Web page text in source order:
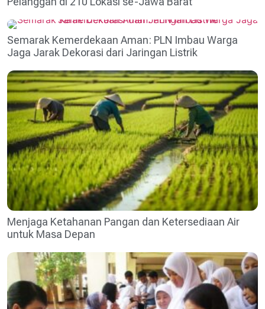
Semarak Kemerdekaan Aman: PLN Imbau Warga
Jaga Jarak Dekorasi dari Jaringan Listrik
Menjaga Ketahanan Pangan dan Ketersediaan Air
untuk Masa Depan